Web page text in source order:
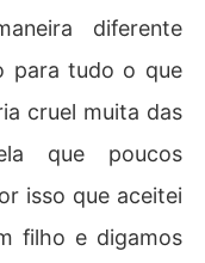
diferente
para tudo o que
cruel muita das
que poucos
isso que aceitei
filho e digamos